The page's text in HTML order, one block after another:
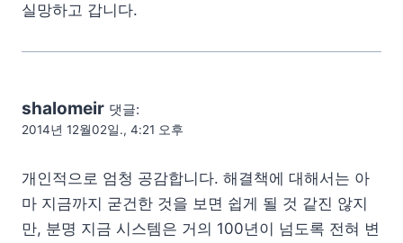
실망하고 갑니다.
shalomeir 댓글:
2014년 12월02일., 4:21 오후
개인적으로 엄청 공감합니다. 해결책에 대해서는 아
마 지금까지 굳건한 것을 보면 쉽게 될 것 같진 않지
만, 분명 지금 시스템은 거의 100년이 넘도록 전혀 변